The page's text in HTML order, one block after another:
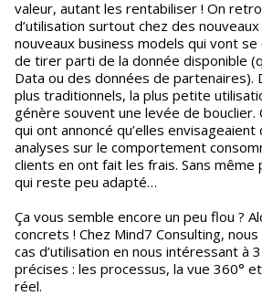
valeur, autant les rentabiliser ! On
d’utilisation surtout chez des
nouveaux business models qui vont se
de tirer parti de la donnée disponible
Data ou des données de partenaires).
plus traditionnels, la plus petite
génère souvent une levée de bouclier.
qui ont annoncé qu’elles
analyses sur le comportement
clients en ont fait les frais. Sans même
qui reste peu adapté…
Ça vous semble encore un peu flou ?
concrets ! Chez Mind7 Consulting,
cas d’utilisation en nous intéressant à
précises : les processus, la vue 360°
réel.